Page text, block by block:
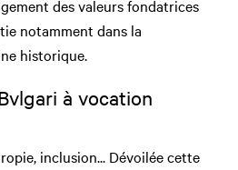
des valeurs fondatrices
notamment dans la
historique.
à vocation
inclusion... Dévoilée cette